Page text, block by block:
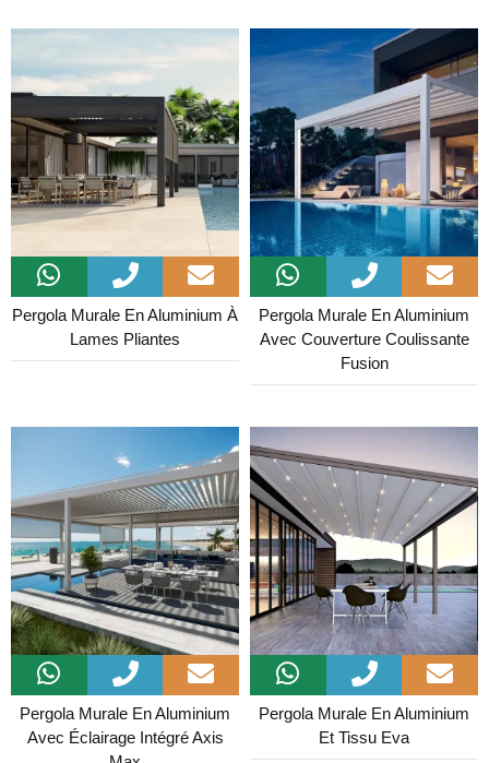
Pergola Murale En Aluminium À
Lames Pliantes
Pergola Murale En Aluminium
Avec Couverture Coulissante
Fusion
Pergola Murale En Aluminium
Avec Éclairage Intégré Axis
Pergola Murale En Aluminium
Et Tissu Eva